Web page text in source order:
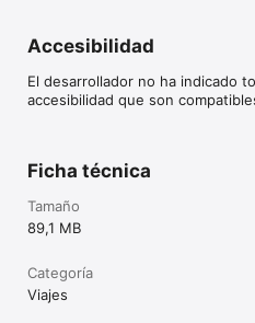
Accesibilidad
El desarrollador no ha indicado
accesibilidad que son
Ficha técnica
Tamaño
89,1 MB
Categoría
Viajes